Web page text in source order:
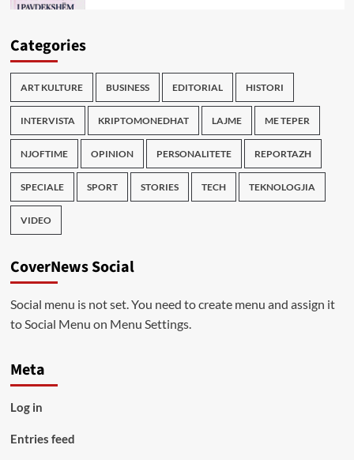
Categories
ART KULTURE BUSINESS EDITORIAL HISTORI
INTERVISTA KRIPTOMONEDHAT LAJME ME TEPER
NJOFTIME OPINION PERSONALITETE REPORTAZH
SPECIALE SPORT STORIES TECH TEKNOLOGJIA
VIDEO
CoverNews Social
Social menu is not set. You need to create menu and assign it
to Social Menu on Menu Settings.
Meta
Log in
Entries feed